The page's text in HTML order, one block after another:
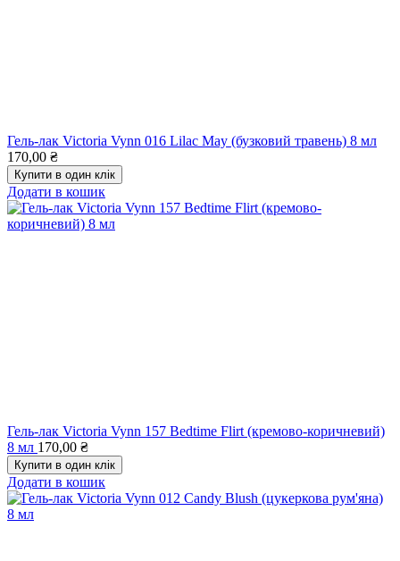
Гель-лак Victoria Vynn 016 Lilac May (бузковий травень) 8 мл
170,00 ₴
Купити в один клік
Додати в кошик
Гель-лак Victoria Vynn 157 Bedtime Flirt (кремово-коричневий)
8 мл 170,00 ₴
Купити в один клік
Додати в кошик